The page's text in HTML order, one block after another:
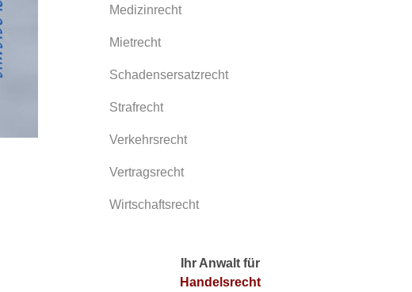
Medizinrecht
Mietrecht
Schadensersatzrecht
Strafrecht
Verkehrsrecht
Vertragsrecht
Wirtschaftsrecht
Ihr Anwalt für
Handelsrecht